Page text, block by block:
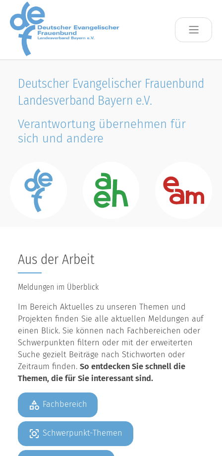
Skip to main content
Deutscher Evangelischer Frauenbund
Landesverband Bayern e.V.
Verantwortung übernehmen für
sich und andere
Aus der Arbeit
Meldungen im Überblick
Im Bereich Aktuelles zu unseren Themen und
Projekten finden Sie alle aktuellen Meldungen auf
einen Blick. Sie können nach Fachbereichen oder
Schwerpunkten filtern oder mit der erweiterten
Suche gezielt Beiträge nach Stichworten oder
Zeitraum finden. So entdecken Sie schnell die
Themen, die für Sie interessant sind.
Fachbereich
Schwerpunkt-Themen